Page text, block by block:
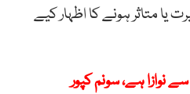
یا متاثر ہونے کا اظہار کیے
نوازا ہے، سونم کپور